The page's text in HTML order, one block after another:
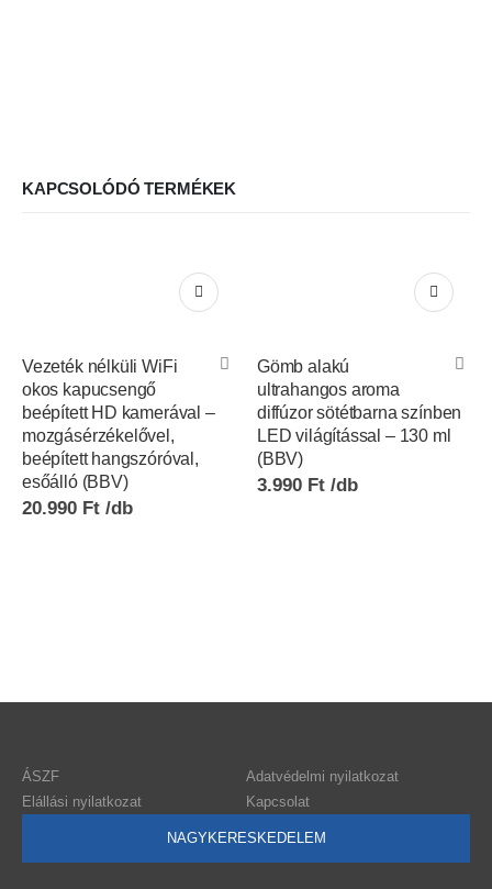
KAPCSOLÓDÓ TERMÉKEK
Vezeték nélküli WiFi
okos kapucsengő
beépített HD kamerával –
mozgásérzékelővel,
beépített hangszóróval,
esőálló (BBV)
20.990 Ft
Gömb alakú
ultrahangos aroma
diffúzor sötétbarna színben
LED világítással – 130 ml
(BBV)
3.990 Ft
ÁSZF
Adatvédelmi nyilatkozat
Elállási nyilatkozat
Kapcsolat
NAGYKERESKEDELEM